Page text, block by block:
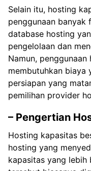
Selain itu, hosting
penggunaan
database hosting
pengelolaan dan
Namun,
membutuhkan biaya
persiapan yang
pemilihan provider
– Pengertian
Hosting kapasitas
hosting yang
kapasitas yang lebih